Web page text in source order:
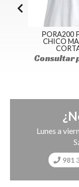
PORA200
CHICO
Consultar
Lunes a
981